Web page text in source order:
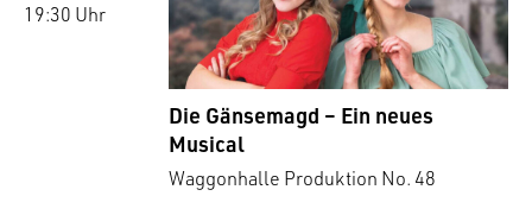
19:30 Uhr
Die Gänsemagd – Ein neues
Musical
Waggonhalle Produktion No. 48